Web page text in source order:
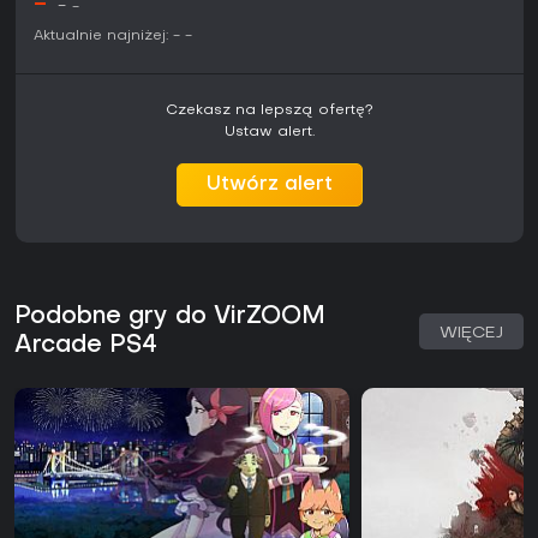
będą inne tytuły, ale brak kosztów sprawia, że
wypróbowanie jest proste.
- - -
Aktualnie najniżej: - -
Czekasz na lepszą ofertę?
Ustaw alert.
Utwórz alert
Podobne gry do VirZOOM
Arcade PS4
WIĘCEJ